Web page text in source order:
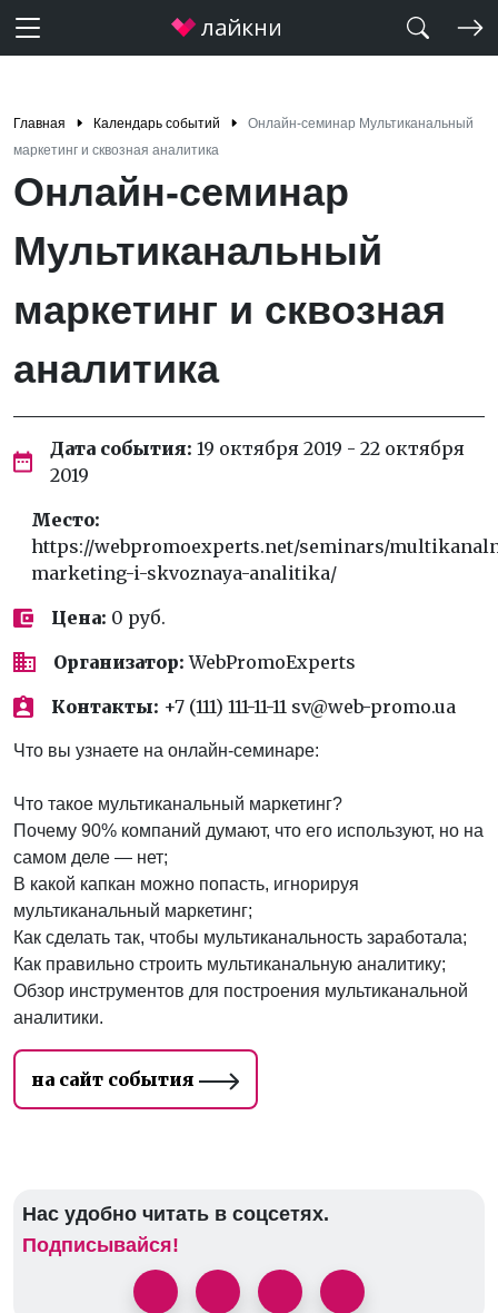
Главная Календарь событий
Онлайн-семинар Мультиканальный
маркетинг и сквозная аналитика
Онлайн-семинар
Мультиканальный
маркетинг и сквозная
аналитика
Дата события: 19 октября 2019 - 22 октября
2019
Место:
https://webpromoexperts.net/seminars/
marketing-i-skvoznaya-analitika/
Цена: 0 руб.
Организатор: WebPromoExperts
Контакты: +7 (111) 111-11-11 sv@web-promo.ua
Что вы узнаете на онлайн-семинаре:
Что такое мультиканальный маркетинг?
Почему 90% компаний думают, что его используют, но на
самом деле — нет;
В какой капкан можно попасть, игнорируя
мультиканальный маркетинг;
Как сделать так, чтобы мультиканальность заработала;
Как правильно строить мультиканальную аналитику;
Обзор инструментов для построения мультиканальной
аналитики.
на сайт события
Нас удобно читать в соцсетях.
Подписывайся!